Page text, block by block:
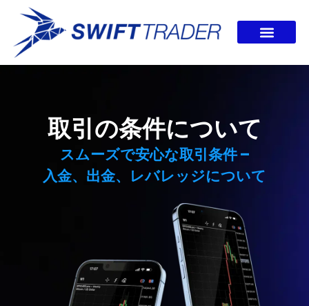
取引の条件について
スムーズで安心な取引条件 –
入金、出金、レバレッジについて